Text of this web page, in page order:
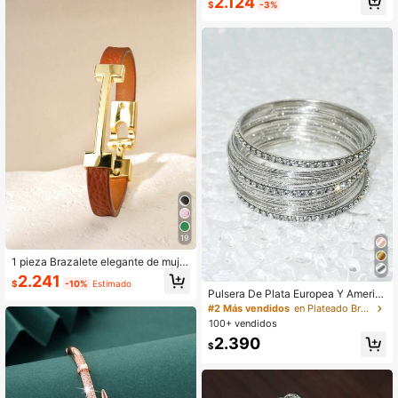
19
1 pieza Brazalete elegante de mujer
con letra dorada de PU personaliza
da, joya de moda exquisita, regalo p
$2.241 -10% Estimado
$ -3%
Pulsera De Plata Europea Y Americ
ana De Moda, Con Estrellas De Ale
ación Incrustada Con Diamantes D
e Imitación En Un Cielo Estrellado
#2 Más vendidos
en Plateado Brazaletes de mujer
100+ vendidos
$2.390